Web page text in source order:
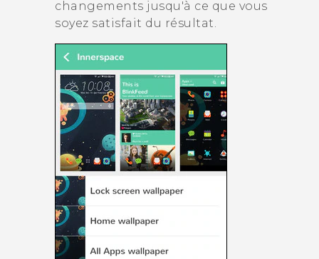
changements jusqu'à ce que vous
soyez satisfait du résultat.